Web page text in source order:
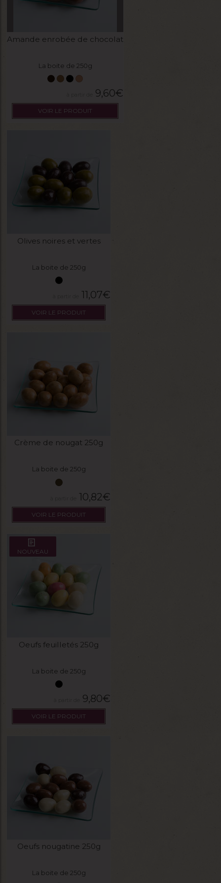
Amande enrobée de chocolat
La boite de 250g
9,60€
VOIR LE PRODUIT
Olives noires et vertes
La boite de 250g
11,07€
VOIR LE PRODUIT
Crème de nougat 250g
La boite de 250g
10,82€
VOIR LE PRODUIT
NOUVEAU
Oeufs feuilletés 250g
La boite de 250g
9,80€
VOIR LE PRODUIT
Oeufs nougatine 250g
La boite de 250g